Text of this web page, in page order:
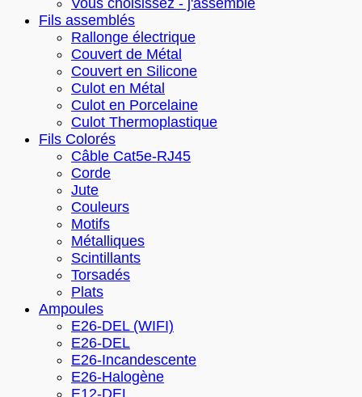
Fils assemblés
Rallonge électrique
Couvert de Métal
Couvert en Silicone
Culot en Métal
Culot en Porcelaine
Culot Thermoplastique
Fils Colorés
Câble Cat5e-RJ45
Corde
Jute
Couleurs
Motifs
Métalliques
Scintillants
Torsadés
Plats
Ampoules
E26-DEL (WIFI)
E26-DEL
E26-Incandescente
E26-Halogène
E12-DEL